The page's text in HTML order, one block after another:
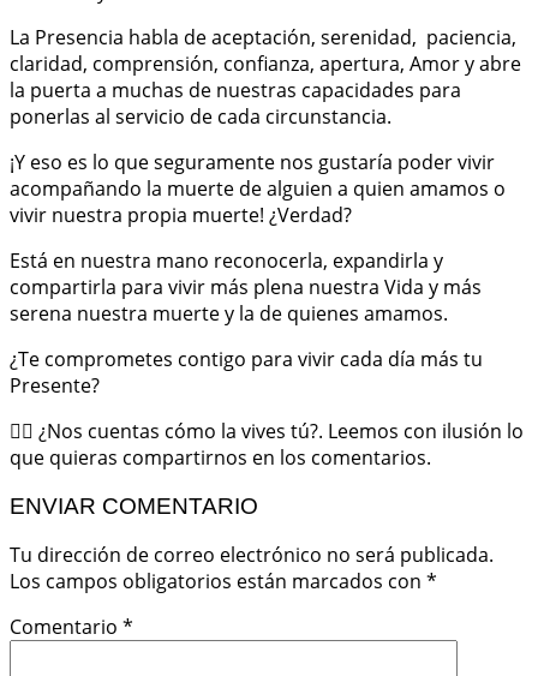
La Presencia habla de aceptación, serenidad, paciencia,
claridad, comprensión, confianza, apertura, Amor y abre
la puerta a muchas de nuestras capacidades para
ponerlas al servicio de cada circunstancia.
¡Y eso es lo que seguramente nos gustaría poder vivir
acompañando la muerte de alguien a quien amamos o
vivir nuestra propia muerte! ¿Verdad?
Está en nuestra mano reconocerla, expandirla y
compartirla para vivir más plena nuestra Vida y más
serena nuestra muerte y la de quienes amamos.
¿Te comprometes contigo para vivir cada día más tu
Presente?
✍🏼 ¿Nos cuentas cómo la vives tú?. Leemos con ilusión lo
que quieras compartirnos en los comentarios.
ENVIAR COMENTARIO
Tu dirección de correo electrónico no será publicada.
Los campos obligatorios están marcados con *
Comentario *